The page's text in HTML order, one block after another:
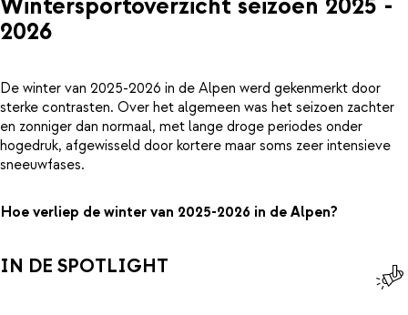
Wintersportoverzicht seizoen 2025 -
2026
De winter van 2025-2026 in de Alpen werd gekenmerkt door
sterke contrasten. Over het algemeen was het seizoen zachter
en zonniger dan normaal, met lange droge periodes onder
hogedruk, afgewisseld door kortere maar soms zeer intensieve
sneeuwfases.
Hoe verliep de winter van 2025-2026 in de Alpen?
IN DE SPOTLIGHT